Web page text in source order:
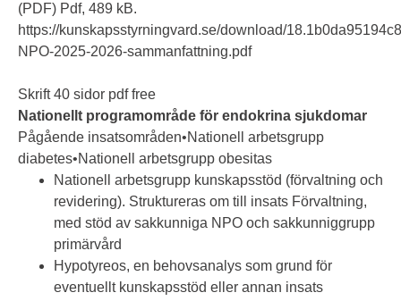
(PDF) Pdf, 489 kB.
https://kunskapsstyrningvard.se/download/
NPO-2025-2026-sammanfattning.pdf
Skrift 40 sidor pdf free
Nationellt programområde för endokrina sjukdomar
Pågående insatsområden•Nationell arbetsgrupp
diabetes•Nationell arbetsgrupp obesitas
Nationell arbetsgrupp kunskapsstöd (förvaltning och
revidering). Struktureras om till insats Förvaltning,
med stöd av sakkunniga NPO och sakkunniggrupp
primärvård
Hypotyreos, en behovsanalys som grund för
eventuellt kunskapsstöd eller annan insats